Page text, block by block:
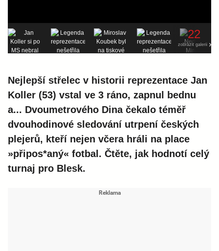
22
zobrazit galerii
Nejlepší střelec v historii reprezentace Jan
Koller (53) vstal ve 3 ráno, zapnul bednu
a... Dvoumetrového Dina čekalo téměř
dvouhodinové sledování utrpení českých
plejerů, kteří nejen včera hráli na place
»připos*aný« fotbal. Čtěte, jak hodnotí celý
turnaj pro Blesk.